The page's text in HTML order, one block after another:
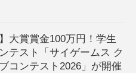
大賞賞金100万円！学生
テスト「サイゲームス ク
コンテスト2026」が開催